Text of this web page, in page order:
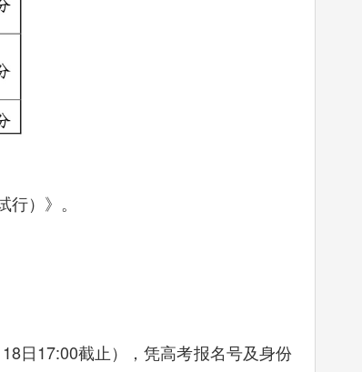
）》。
日17:00截止），凭高考报名号及身份